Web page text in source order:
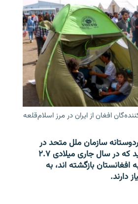
افغان از ایران در مرز اسلام‌قلعه
سازمان ملل متحد در
افغانستان (اوچا) می‌گوید که در سال جاری میلادی ۲.۷
افغانستان بازگشته اند، به
دارند.